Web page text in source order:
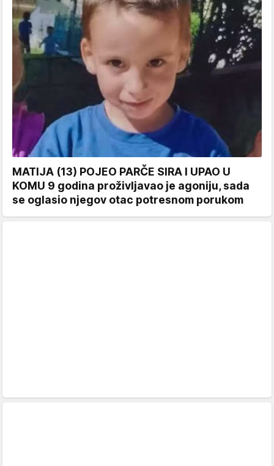
MATIJA (13) POJEO PARČE SIRA I UPAO U
KOMU 9 godina proživljavao je agoniju, sada
se oglasio njegov otac potresnom porukom